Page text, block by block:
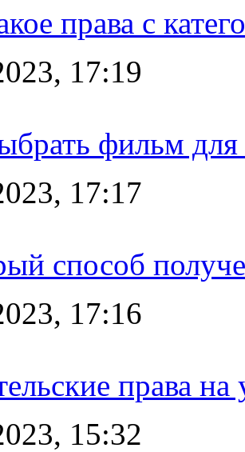
права с
17:19
фильм для
17:17
способ
17:16
права
15:32